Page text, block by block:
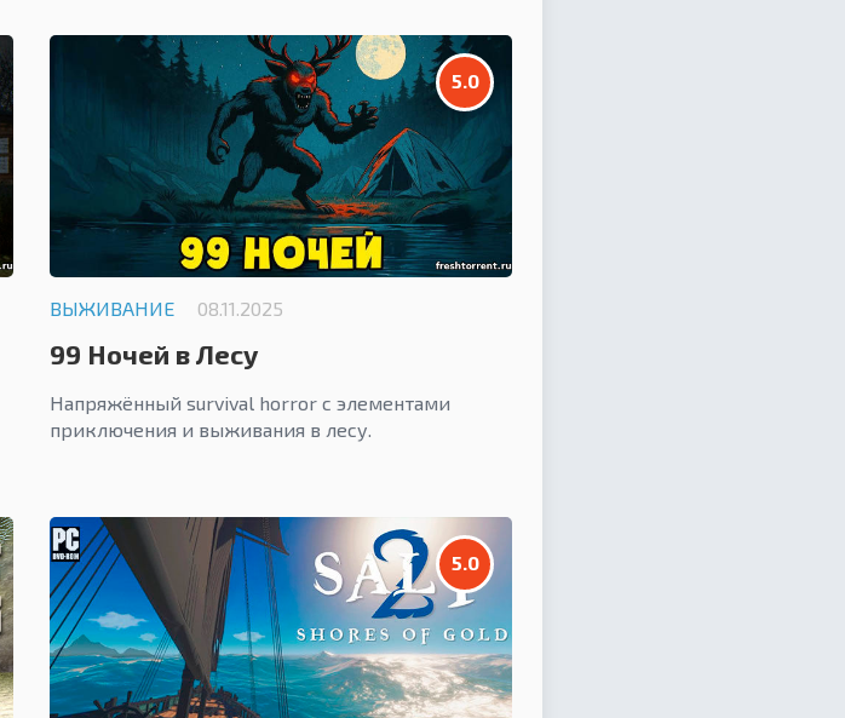
5.0
ВЫЖИВАНИЕ 08.11.2025
99 Ночей в Лесу
Напряжённый survival horror с элементами
приключения и выживания в лесу.
5.0